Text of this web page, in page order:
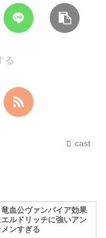
る
cast
竜血公ヴァンパイア効果
ルドリッチに強いアン
ンすぎる